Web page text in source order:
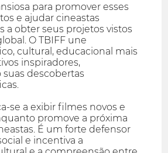
para promover esses
e ajudar cineastas
a obter seus projetos vistos
O TBIFF une
cultural, educacional mais
inspiradores,
descobertas
se a exibir filmes novos e
promove a próxima
É um forte defensor
e incentiva a